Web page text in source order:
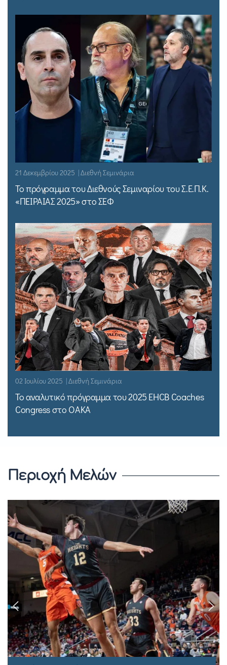
21 Δεκεμβρίου 2025 | Διεθνή Σεμινάρια
Το πρόγραμμα του Διεθνούς Σεμιναρίου του Σ.Ε.Π.Κ.
«ΠΕΙΡΑΙΑΣ 2025» στο ΣΕΦ
02 Ιουλίου 2025 | Διεθνή Σεμινάρια
Το αναλυτικό πρόγραμμα του 2025 EHCB Coaches
Congress στο ΟΑΚΑ
Περιοχή Μελών